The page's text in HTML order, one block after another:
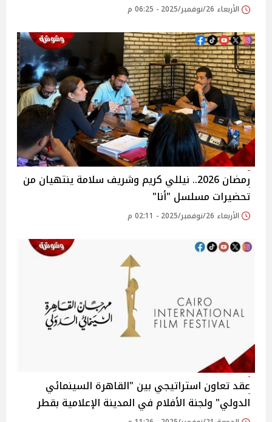
الأربعاء 26/نوفمبر/2025 - 06:25 م
رمضان 2026.. نيللي كريم وشريف سلامة ينتهيان من
تحضيرات مسلسل "أنا"
الأربعاء 26/نوفمبر/2025 - 02:11 م
عقد تعاون استراتيجي بين "القاهرة السينمائي
الدولي" ولجنة الأفلام في المدينة الإعلامية بقطر